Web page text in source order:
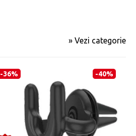
» Vezi categorie
-36% -40%